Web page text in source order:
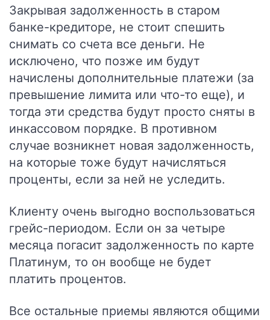
Закрывая задолженность в старом
банке-кредиторе, не стоит спешить
снимать со счета все деньги. Не
исключено, что позже им будут
начислены дополнительные платежи (за
превышение лимита или что-то еще), и
тогда эти средства будут просто сняты в
инкассовом порядке. В противном
случае возникнет новая задолженность,
на которые тоже будут начисляться
проценты, если за ней не уследить.
Клиенту очень выгодно воспользоваться
грейс-периодом. Если он за четыре
месяца погасит задолженность по карте
Платинум, то он вообще не будет
платить процентов.
Все остальные приемы являются общими